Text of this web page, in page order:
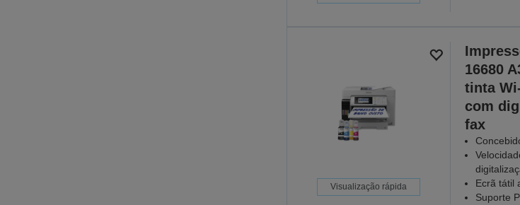
Visualização rápida
16680
tinta
com
fax
Ecrã tátil
Suporte